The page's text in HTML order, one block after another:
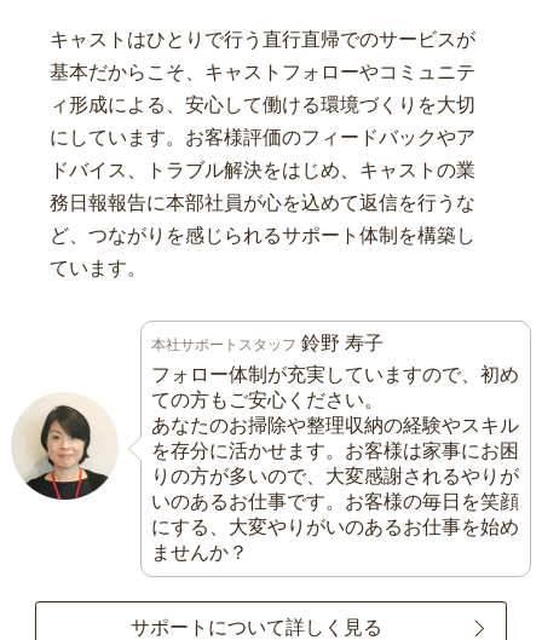
キャストはひとりで行う直行直帰でのサービスが
基本だからこそ、キャストフォローやコミュニテ
ィ形成による、安心して働ける環境づくりを大切
にしています。お客様評価のフィードバックやア
ドバイス、トラブル解決をはじめ、キャストの業
務日報報告に本部社員が心を込めて返信を行うな
ど、つながりを感じられるサポート体制を構築し
ています。
本社サポートスタッフ 鈴野 寿子
フォロー体制が充実していますので、初め
ての方もご安心ください。
あなたのお掃除や整理収納の経験やスキル
を存分に活かせます。お客様は家事にお困
りの方が多いので、大変感謝されるやりが
いのあるお仕事です。お客様の毎日を笑顔
にする、大変やりがいのあるお仕事を始め
ませんか？
サポートについて詳しく見る